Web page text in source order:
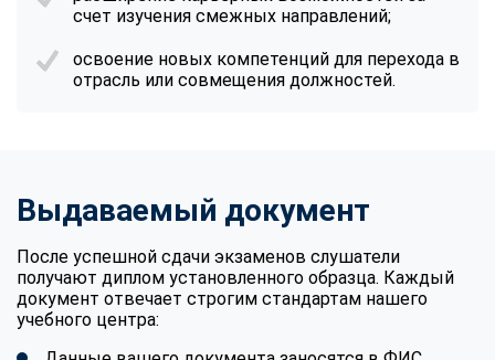
счет изучения смежных направлений;
освоение новых компетенций для перехода в
отрасль или совмещения должностей.
Выдаваемый документ
После успешной сдачи экзаменов слушатели
получают диплом установленного образца. Каждый
документ отвечает строгим стандартам нашего
учебного центра: